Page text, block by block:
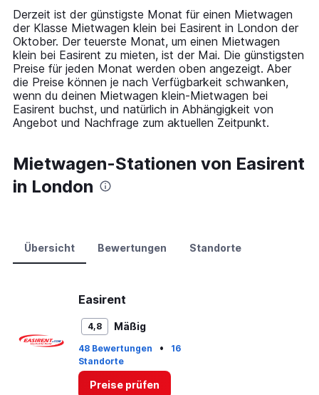
14
categories.
The
chart
has
1
Y
axis
displaying
values.
0
to
75.
Derzeit ist der günstigste Monat für einen Mietwagen
der Klasse Mietwagen klein bei Easirent in London der
Oktober. Der teuerste Monat, um einen Mietwagen
klein bei Easirent zu mieten, ist der Mai. Die günstigsten
Preise für jeden Monat werden oben angezeigt. Aber
die Preise können je nach Verfügbarkeit schwanken,
wenn du deinen Mietwagen klein-Mietwagen bei
Easirent buchst, und natürlich in Abhängigkeit von
Angebot und Nachfrage zum aktuellen Zeitpunkt.
Mietwagen-Stationen von Easirent
in London
Übersicht Bewertungen Standorte
Easirent
4,8 Mäßig
48 Bewertungen •
16
Standorte
Preise prüfen